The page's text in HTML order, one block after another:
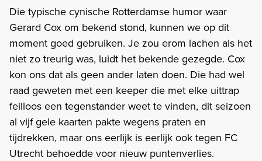
Die typische cynische Rotterdamse humor waar
Gerard Cox om bekend stond, kunnen we op dit
moment goed gebruiken. Je zou erom lachen als het
niet zo treurig was, luidt het bekende gezegde. Cox
kon ons dat als geen ander laten doen. Die had wel
raad geweten met een keeper die met elke uittrap
feilloos een tegenstander weet te vinden, dit seizoen
al vijf gele kaarten pakte wegens praten en
tijdrekken, maar ons eerlijk is eerlijk ook tegen FC
Utrecht behoedde voor nieuw puntenverlies.